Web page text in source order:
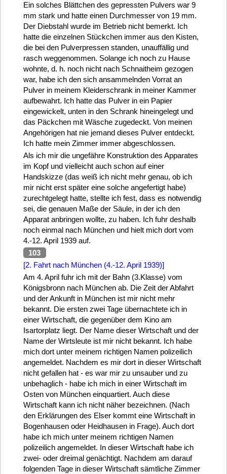
Ein solches Blättchen des gepressten Pulvers war 9
mm stark und hatte einen Durchmesser von 19 mm.
Der Diebstahl wurde im Betrieb nicht bemerkt. Ich
hatte die einzelnen Stückchen immer aus den Kisten,
die bei den Pulverpressen standen, unauffällig und
rasch weggenommen. Solange ich noch zu Hause
wohnte, d. h. noch nicht nach Schnaitheim gezogen
war, habe ich den sich ansammelnden Vorrat an
Pulver in meinem Kleiderschrank in meiner Kammer
aufbewahrt. Ich hatte das Pulver in ein Papier
eingewickelt, unten in den Schrank hineingelegt und
das Päckchen mit Wäsche zugedeckt. Von meinen
Angehörigen hat nie jemand dieses Pulver entdeckt.
Ich hatte mein Zimmer immer abgeschlossen.
Als ich mir die ungefähre Konstruktion des Apparates
im Kopf und vielleicht auch schon auf einer
Handskizze (das weiß ich nicht mehr genau, ob ich
mir nicht erst später eine solche angefertigt habe)
zurechtgelegt hatte, stellte ich fest, dass es notwendig
sei, die genauen Maße der Säule, in der ich den
Apparat anbringen wollte, zu haben. Ich fuhr deshalb
noch einmal nach München und hielt mich dort vom
4.-12. April 1939 auf.
103
[2. Fahrt nach München (4.-12. April 1939)]
Am 4. April fuhr ich mit der Bahn (3.Klasse) vom
Königsbronn nach München ab. Die Zeit der Abfahrt
und der Ankunft in München ist mir nicht mehr
bekannt. Die ersten zwei Tage übernachtete ich in
einer Wirtschaft, die gegenüber dem Kino am
Isartorplatz liegt. Der Name dieser Wirtschaft und der
Name der Wirtsleute ist mir nicht bekannt. Ich habe
mich dort unter meinem richtigen Namen polizeilich
angemeldet. Nachdem es mir dort in dieser Wirtschaft
nicht gefallen hat - es war mir zu unsauber und zu
unbehaglich - habe ich mich in einer Wirtschaft im
Osten von München einquartiert. Auch diese
Wirtschaft kann ich nicht näher bezeichnen. (Nach
den Erklärungen des Elser kommt eine Wirtschaft in
Bogenhausen oder Heidhausen in Frage). Auch dort
habe ich mich unter meinem richtigen Namen
polizeilich angemeldet. In dieser Wirtschaft habe ich
zwei- oder dreimal genächtigt. Nachdem am darauf
folgenden Tage in dieser Wirtschaft sämtliche Zimmer